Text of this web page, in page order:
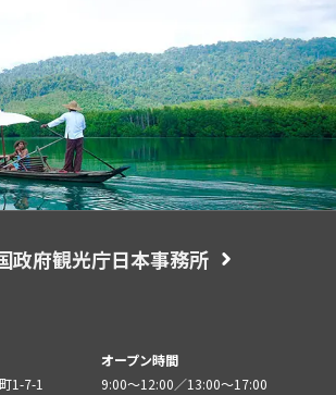
政府観光庁日本事務所
1-7-1
オープン時間
9:00～12:00／13:00～17:00